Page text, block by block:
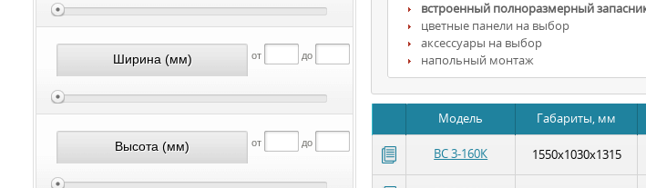
встроенный полноразмерный
цветные панели на выбор
аксессуары на выбор
напольный монтаж
Модель Габариты, мм
ВС 3-160К 1550х1030х1315
Ширина (мм) от до
Высота (мм) от до